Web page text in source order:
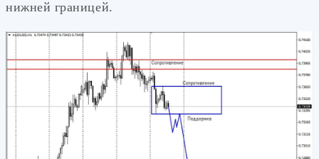
нижней границей.